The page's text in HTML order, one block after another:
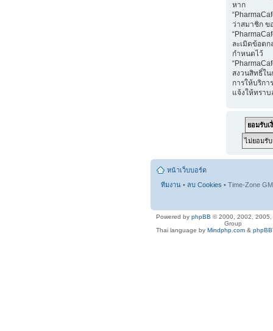
หาก
ว่าสมาชิก ข
ละเมิดข้อตก
กำหนดไว้
สงวนสิทธิ์ใน
การให้บริกา
แจ้งให้ทรา
หน้าเว็บบอร์ด
ทีมงาน • ลบ Cookies • Time-Zone
Powered by phpBB © 2000, 2002,
Group
Thai language by Mindphp.com&